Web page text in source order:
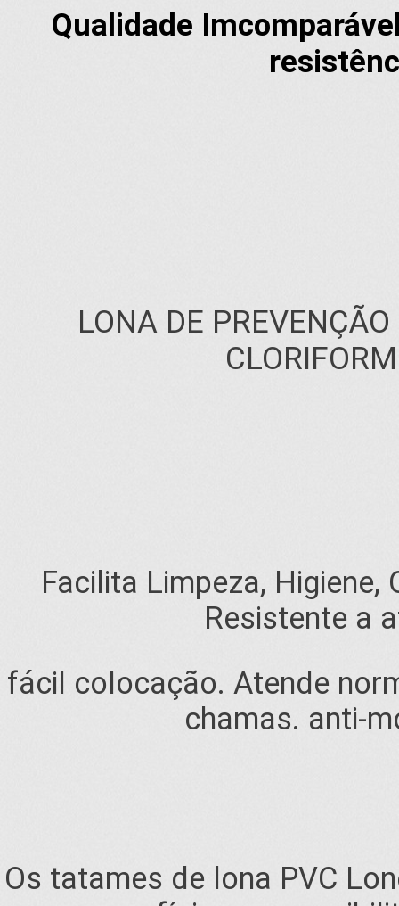
Qualidade
LONA DE
Facilita Limpeza,
Resistente a
fácil colocação. Atende
chamas. anti-
Os tatames de lona PVC